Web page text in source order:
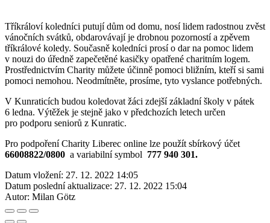
Tříkráloví koledníci putují dům od domu, nosí lidem radostnou zvěst
vánočních svátků, obdarovávají je drobnou pozorností a zpěvem
tříkrálové koledy. Současně koledníci prosí o dar na pomoc lidem
v nouzi do úředně zapečetěné kasičky opatřené charitním logem.
Prostřednictvím Charity můžete účinně pomoci bližním, kteří si sami
pomoci nemohou. Neodmítněte, prosíme, tyto vyslance potřebných.
V Kunraticích budou koledovat žáci zdejší základní školy v pátek
6 ledna. Výtěžek je stejně jako v předchozích letech určen
pro podporu seniorů z Kunratic.
Pro podpoření Charity Liberec online lze použít sbírkový účet
66008822/0800 a variabilní symbol 777 940 301.
Datum vložení: 27. 12. 2022 14:05
Datum poslední aktualizace: 27. 12. 2022 15:04
Autor: Milan Götz